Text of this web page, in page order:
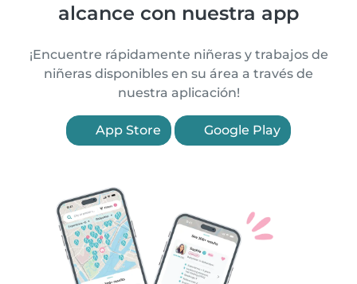
alcance con nuestra app
¡Encuentre rápidamente niñeras y trabajos de
niñeras disponibles en su área a través de
nuestra aplicación!
App Store Google Play